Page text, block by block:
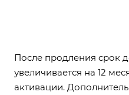
После продления срок
увеличивается на 12
активации.